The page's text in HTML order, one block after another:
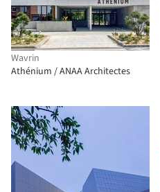
Wavrin
Athénium / ANAA Architectes